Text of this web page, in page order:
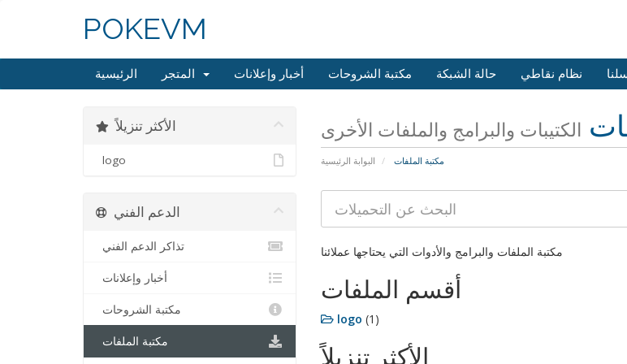
POKEVM
الرئيسية أخبار وإعلانات مكتبة الشروحات حالة الشبكة نظام نقاطي
الكتيبات والبرامج والملفات الأخرى
البوابة الرئيسية مكتبة الملفات
مكتبة الملفات والبرامج والأدوات التي يحتاجها عملائنا
أقسم الملفات
logo (1)
الأكثر تنزيلاً
الأكثر تنزيلاً
logo
الدعم الفني
تذاكر الدعم الفني
أخبار وإعلانات
مكتبة الشروحات
مكتبة الملفات